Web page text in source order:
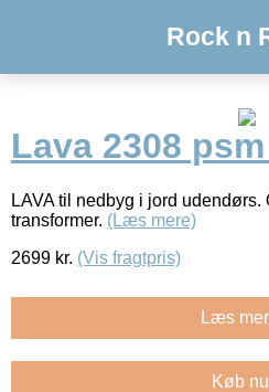
Rock n
Lava 2308
LAVA til nedbyg i jord
transformer. (Læs mere)
2699 kr. (Vis fragtpris)
Læs
Køb